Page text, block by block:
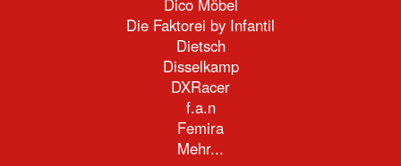
Die Faktorei by Infantil
Dietsch
Disselkamp
DXRacer
f.a.n
Femira
Mehr...